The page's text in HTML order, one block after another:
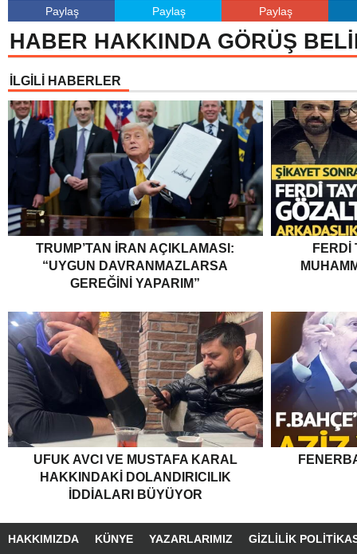
Paylaş Paylaş Paylaş
HABER HAKKINDA GÖRÜŞ
İLGİLİ HABERLER
TRUMP’TAN İRAN AÇIKLAMASI:
“UYGUN DAVRANMAZLARSA
GEREĞINI YAPARIM”
FERDI
UFUK AVCI VE MUSTAFA KARAL
HAKKINDAKI DOLANDIRICILIK
İDDIALARI BÜYÜYOR
HAKKIMIZDA KÜNYE YAZARLARIMIZ GIZLILIK